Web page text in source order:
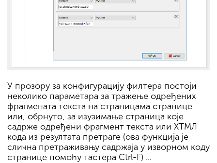
У прозору за конфигурацију филтера постоји
неколико параметара за тражење одређених
фрагмената текста на страницама странице
или, обрнуто, за изузимање страница које
садрже одређени фрагмент текста или ХТМЛ
кода из резултата претраге (ова функција је
слична претраживању садржаја у изворном коду
странице помоћу тастера Ctrl-F) ...